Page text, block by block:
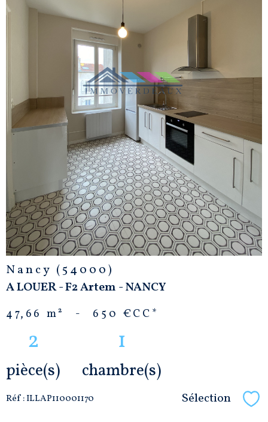
VOIR LE
BIEN
Nancy (54000)
A LOUER - F2 Artem - NANCY
47,66 m² - 650 €CC*
2
pièce(s)
1
chambre(s)
Réf : ILLAP110001170 Sélection